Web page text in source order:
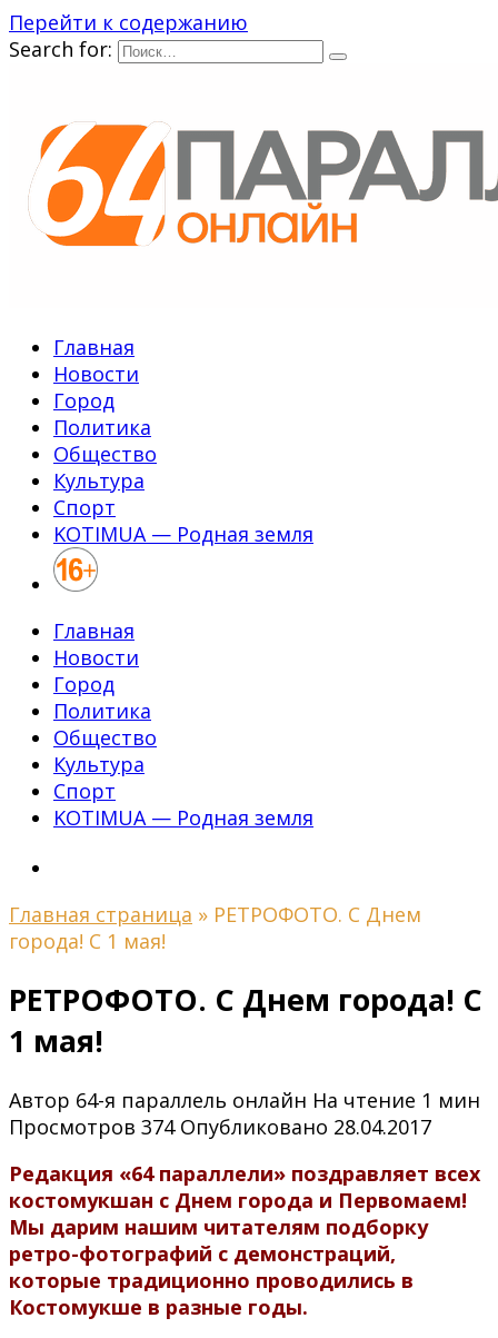
Перейти к содержанию
Search for:
Главная
Новости
Город
Политика
Общество
Культура
Спорт
KOTIMUA — Родная земля
Главная
Новости
Город
Политика
Общество
Культура
Спорт
KOTIMUA — Родная земля
Главная страница » РЕТРОФОТО. С Днем
города! С 1 мая!
РЕТРОФОТО. С Днем города! С
1 мая!
Автор 64-я параллель онлайн На чтение 1 мин
Просмотров 374 Опубликовано 28.04.2017
Редакция «64 параллели» поздравляет всех
костомукшан с Днем города и Первомаем!
Мы дарим нашим читателям подборку
ретро-фотографий с демонстраций,
которые традиционно проводились в
Костомукше в разные годы.